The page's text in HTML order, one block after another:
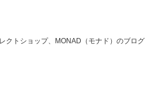
クトショップ、MONAD（モナド）のブログ